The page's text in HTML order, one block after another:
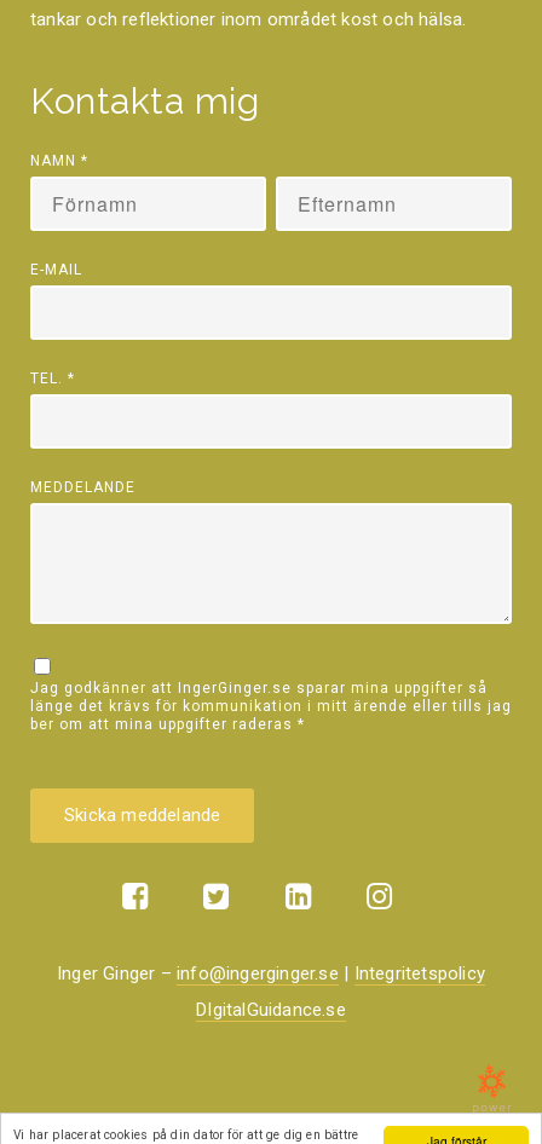
Vi har placerat cookies på din dator för att ge dig en bättre
tankar och reflektioner inom området kost och hälsa.
Kontakta mig
NAMN *
E-MAIL
TEL. *
MEDDELANDE
Jag godkänner att IngerGinger.se sparar mina uppgifter så
länge det krävs för kommunikation i mitt ärende eller tills jag
ber om att mina uppgifter raderas *
Inger Ginger –info@ingerginger.se | Integritetspolicy
DIgitalGuidance.se